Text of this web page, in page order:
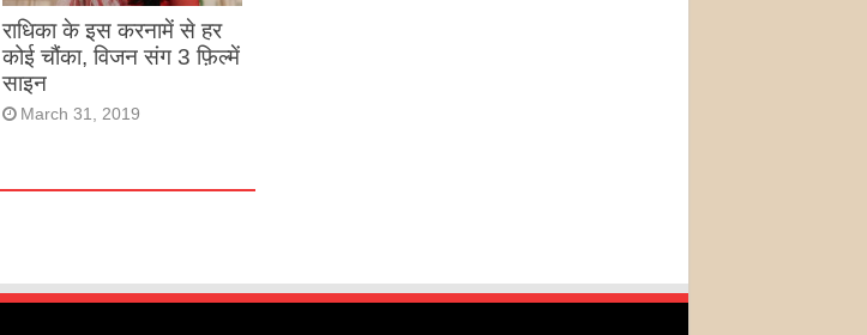
राधिका के इस करनामें से हर
कोई चौंका, विजन संग 3 फ़िल्में
साइन
March 31, 2019